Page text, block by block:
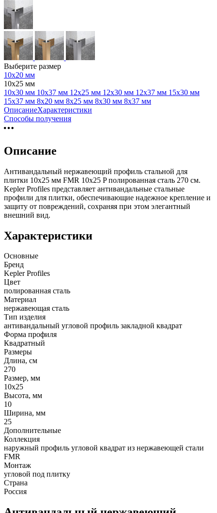
Выберите размер
10х20 мм
10х25 мм
10х30 мм 10х37 мм 12х25 мм 12х30 мм 12х37 мм 15х30 мм
15х37 мм 8х20 мм 8х25 мм 8х30 мм 8х37 мм
ОписаниеХарактеристики
Способы получения
Описание
Антивандальный нержавеющий профиль стальной для
плитки 10х25 мм FMR 10х25 P полированная сталь 270 см.
Kepler Profiles представляет антивандальные стальные
профили для плитки, обеспечивающие надежное крепление и
защиту от повреждений, сохраняя при этом элегантный
внешний вид.
Характеристики
Основные
Бренд
Kepler Profiles
Цвет
полированная сталь
Материал
нержавеющая сталь
Тип изделия
антивандальный угловой профиль закладной квадрат
Форма профиля
Квадратный
Размеры
Длина, см
270
Размер, мм
10х25
Высота, мм
10
Ширина, мм
25
Дополнительные
Коллекция
наружный профиль угловой квадрат из нержавеющей стали
FMR
Монтаж
угловой под плитку
Страна
Россия